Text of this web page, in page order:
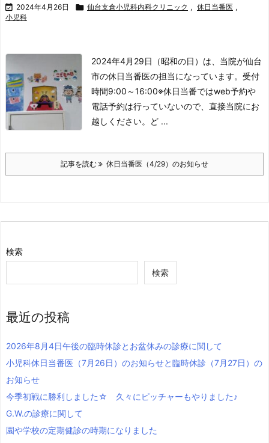
 2024年4月26日  仙台支倉小児科内科クリニック , 休日当番医 ,
小児科
2024年4月29日（昭和の日）は、当院が仙台
市の休日当番医の担当になっています。 受付
時間9:00～16:00※休日当番ではweb予約や
電話予約は行っていないので、直接当院にお
越しください。
ど ...
記事を読む 休日当番医（4/29）のお知らせ
検索
検索
最近の投稿
2026年8月4日午後の臨時休診とお盆休みの診療に関して
小児科休日当番医（7月26日）のお知らせと臨時休診（7月27日）の
お知らせ
今季初戦に勝利しました☆ 久々にピッチャーもやりました♪
G.W.の診療に関して
園や学校の定期健診の時期になりました